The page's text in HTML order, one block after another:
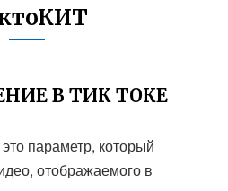
В ТИК ТОКЕ
параметр, который
отображаемого в